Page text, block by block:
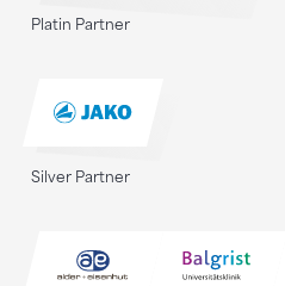
Platin Partner
Silver Partner